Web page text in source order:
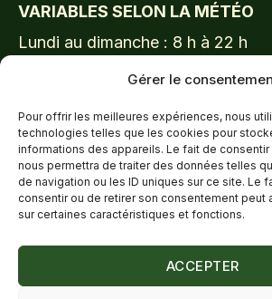
Gérer le
Pour offrir les meilleures expériences, nous
technologies telles que les cookies pour
informations des appareils. Le fait de
nous permettra de traiter des données telles
de navigation ou les ID uniques sur ce site. Le
consentir ou de retirer son consentement peut
sur certaines caractéristiques et fonctions.
ACCEPTER
VARIABLES SELON LA MÉTÉO
Lundi au dimanche : 8 h à 22 h
Abonnements
Programmation & Inscriptions
À propos
Nouvelles